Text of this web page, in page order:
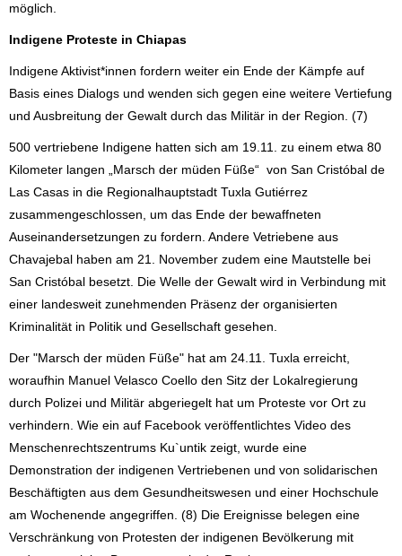
möglich.
Indigene Proteste in Chiapas
Indigene Aktivist*innen fordern weiter ein Ende der Kämpfe auf
Basis eines Dialogs und wenden sich gegen eine weitere Vertiefung
und Ausbreitung der Gewalt durch das Militär in der Region. (7)
500 vertriebene Indigene hatten sich am 19.11. zu einem etwa 80
Kilometer langen „Marsch der müden Füße“ von San Cristóbal de
Las Casas in die Regionalhauptstadt Tuxla Gutiérrez
zusammengeschlossen, um das Ende der bewaffneten
Auseinandersetzungen zu fordern. Andere Vetriebene aus
Chavajebal haben am 21. November zudem eine Mautstelle bei
San Cristóbal besetzt. Die Welle der Gewalt wird in Verbindung mit
einer landesweit zunehmenden Präsenz der organisierten
Kriminalität in Politik und Gesellschaft gesehen.
Der "Marsch der müden Füße" hat am 24.11. Tuxla erreicht,
woraufhin Manuel Velasco Coello den Sitz der Lokalregierung
durch Polizei und Militär abgeriegelt hat um Proteste vor Ort zu
verhindern. Wie ein auf Facebook veröffentlichtes Video des
Menschenrechtszentrums Ku`untik zeigt, wurde eine
Demonstration der indigenen Vertriebenen und von solidarischen
Beschäftigten aus dem Gesundheitswesen und einer Hochschule
am Wochenende angegriffen. (8) Die Ereignisse belegen eine
Verschränkung von Protesten der indigenen Bevölkerung mit